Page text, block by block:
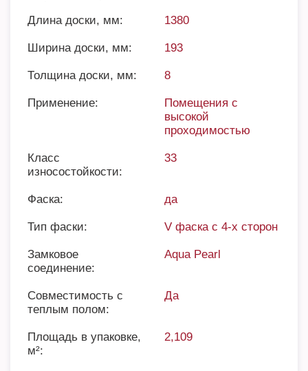
Длина доски, мм: 1380
Ширина доски, мм: 193
Толщина доски, мм: 8
Применение:
Помещения с
высокой
проходимостью
Класс
износостойкости:
33
Фаска: да
Тип фаски: V фаска с 4-х сторон
Замковое
соединение:
Aqua Pearl
Совместимость с
теплым полом:
Да
Площадь в упаковке,
м²:
2,109